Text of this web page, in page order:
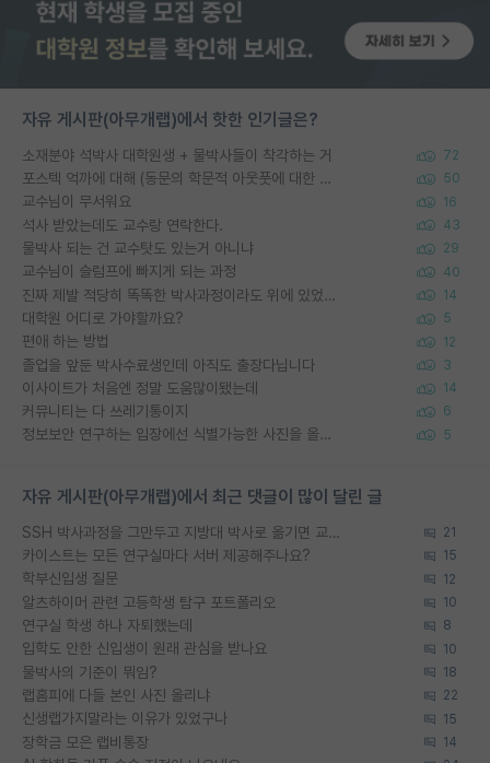
자유 게시판(아무개랩)에서 핫한 인기글은?
소재분야 석박사 대학원생 + 물박사들이 착각하는 거 72
포스텍 억까에 대해 (동문의 학문적 아웃풋에 대한 반박) 50
교수님이 무서워요 16
석사 받았는데도 교수랑 연락한다. 43
물박사 되는 건 교수탓도 있는거 아니냐 29
교수님이 슬럼프에 빠지게 되는 과정 40
진짜 제발 적당히 똑똑한 박사과정이라도 위에 있었으면.. 14
대학원 어디로 가야할까요? 5
편애 하는 방법 12
졸업을 앞둔 박사수료생인데 아직도 출장다닙니다 3
이사이트가 처음엔 정말 도움많이됐는데 14
커뮤니티는 다 쓰레기통이지 6
정보보안 연구하는 입장에선 식별가능한 사진을 올리는건 비추이긴함 5
자유 게시판(아무개랩)에서 최근 댓글이 많이 달린 글
SSH 박사과정을 그만두고 지방대 박사로 옮기면 교수의 꿈은 끝일까요? 21
카이스트는 모든 연구실마다 서버 제공해주나요? 15
학부신입생 질문 12
알츠하이머 관련 고등학생 탐구 포트폴리오 10
연구실 학생 하나 자퇴했는데 8
입학도 안한 신입생이 원래 관심을 받나요 10
물박사의 기준이 뭐임? 18
랩홈피에 다들 본인 사진 올리냐 22
신생랩가지말라는 이유가 있었구나 15
장학금 모은 랩비통장 14